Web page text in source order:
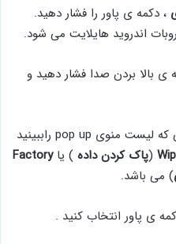
، دکمه ی پاور را فشار دهید.
اندروید هایلایت می شود.
ی بالا بردن صدا فشار دهید و
۵-دکمه ی کم کردن صدا را تا زمانی که لیست منوی pop up راببینید
(پاک کردن داده ) یاFactory
) می باشد.
ی پاور انتخاب کنید .